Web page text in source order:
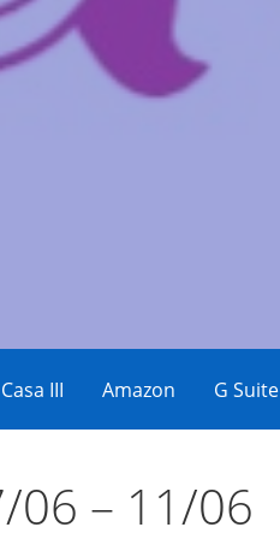
III Amazon G Suite
06 – 11/06